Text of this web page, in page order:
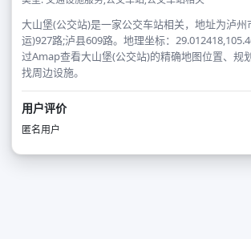
大山堡(公交站)是一家公交车站相关，地址为泸州
运)927路;泸县609路。地理坐标：
过Amap查看大山堡(公交站)的精确地图位置、规
找周边设施。
用户评价
匿名用户